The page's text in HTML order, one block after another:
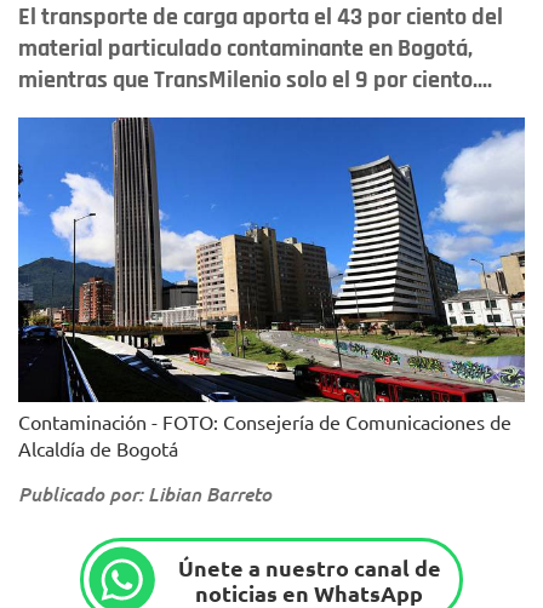
El transporte de carga aporta el 43 por ciento del
material particulado contaminante en Bogotá,
mientras que TransMilenio solo el 9 por ciento....
Contaminación - FOTO: Consejería de Comunicaciones de
Alcaldía de Bogotá
Publicado por: Libian Barreto
Únete a nuestro canal de
noticias en WhatsApp